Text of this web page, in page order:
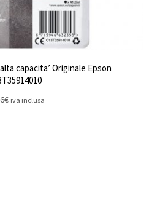
capacita’ Originale Epson
€ iva inclusa